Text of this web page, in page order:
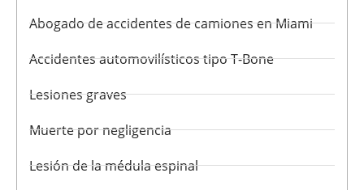
Abogado de accidentes de camiones en Miami
Accidentes automovilísticos tipo T-Bone
Lesiones graves
Muerte por negligencia
Lesión de la médula espinal